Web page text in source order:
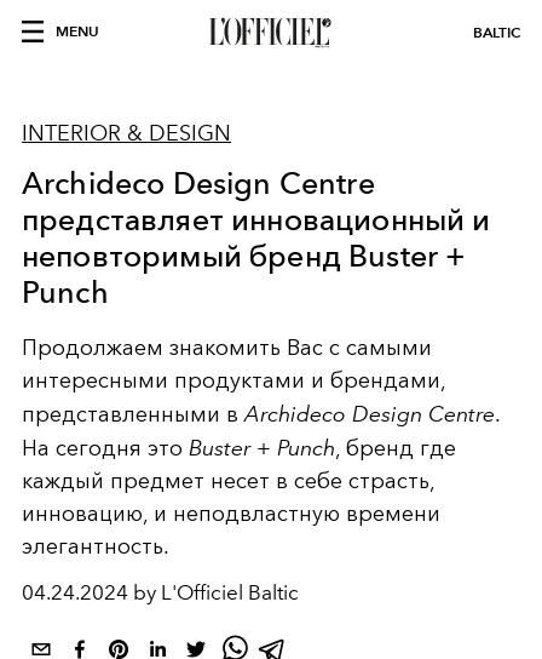
MENU BALTIC
INTERIOR & DESIGN
Archideco Design Centre
представляет инновационный и
неповторимый бренд Buster +
Punch
Продолжаем знакомить Вас с самыми
интересными продуктами и брендами,
представленными вArchideco Design Centre.
На сегодня это Buster + Punch, бренд где
каждый предмет несет в себе страсть,
инновацию, и неподвластную времени
элегантность.
04.24.2024 by L'Officiel Baltic